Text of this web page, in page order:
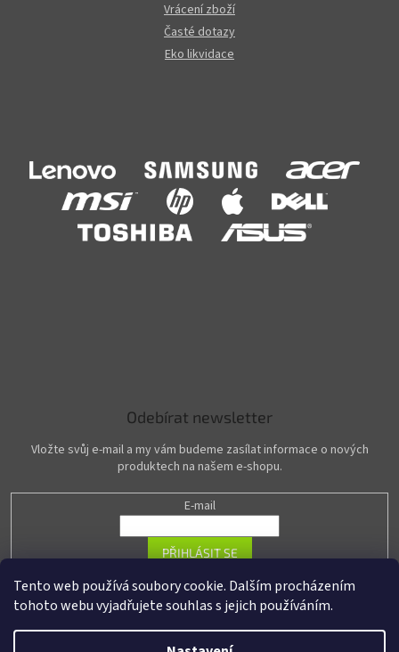
Tento web používá soubory cookie. Dalším procházením
tohoto webu vyjadřujete souhlas s jejich používáním.
Vrácení zboží
Časté dotazy
Eko likvidace
Odebírat newsletter
Vložte svůj e-mail a my vám budeme zasílat informace o nových
produktech na našem e-shopu.
E-mail
PŘIHLÁSIT SE
Vytvořil Shoptet